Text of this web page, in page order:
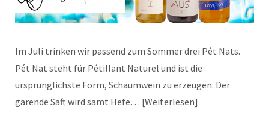
Im Juli trinken wir passend zum Sommer drei Pét Nats.
Pét Nat steht für Pétillant Naturel und ist die
ursprünglichste Form, Schaumwein zu erzeugen. Der
gärende Saft wird samt Hefe… Weiterlesen